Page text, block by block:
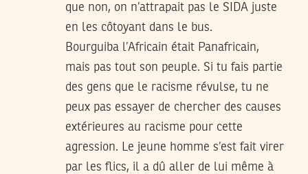
que non, on n’attrapait pas le SIDA juste
en les côtoyant dans le bus.
Bourguiba l’Africain était Panafricain,
mais pas tout son peuple. Si tu fais partie
des gens que le racisme révulse, tu ne
peux pas essayer de chercher des causes
extérieures au racisme pour cette
agression. Le jeune homme s’est fait virer
par les flics, il a dû aller de lui même à